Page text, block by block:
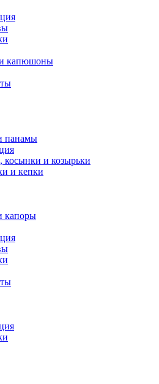
капюшоны
панамы
косынки и козырьки
и кепки
капоры